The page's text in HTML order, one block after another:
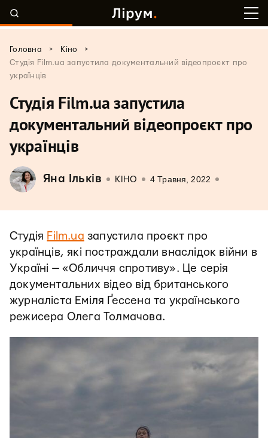
Головна > Кіно
>
Студія Film.ua запустила документальний відеопроєкт про
українців
Студія Film.ua запустила
документальний відеопроєкт про
українців
Яна Ільків КІНО 4 Травня, 2022
Студія Film.ua запустила проєкт про
українців, які постраждали внаслідок війни в
Україні — «Обличчя спротиву». Це серія
документальних відео від британського
журналіста Еміля Ґессена та українського
режисера Олега Толмачова.